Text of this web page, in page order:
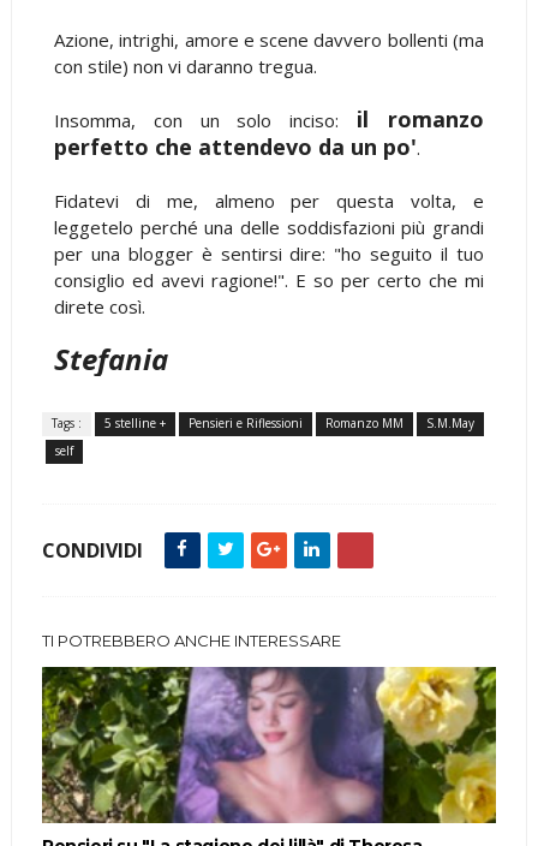
Azione, intrighi, amore e scene davvero bollenti (ma
con stile) non vi daranno tregua.
Insomma, con un solo inciso: il romanzo
perfetto che attendevo da un po'.
Fidatevi di me, almeno per questa volta, e
leggetelo perché una delle soddisfazioni più grandi
per una blogger è sentirsi dire: "ho seguito il tuo
consiglio ed avevi ragione!". E so per certo che mi
direte così.
Stefania
Tags : 5 stelline + Pensieri e Riflessioni Romanzo MM
S.M.May
self
CONDIVIDI
TI POTREBBERO ANCHE INTERESSARE